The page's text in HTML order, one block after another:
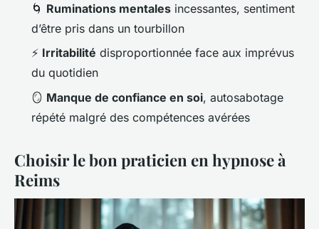
🌀 Ruminations mentales incessantes, sentiment
d’être pris dans un tourbillon
⚡ Irritabilité disproportionnée face aux imprévus
du quotidien
🪞 Manque de confiance en soi, autosabotage
répété malgré des compétences avérées
Choisir le bon praticien en hypnose à
Reims